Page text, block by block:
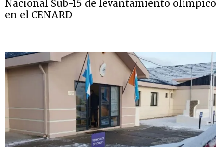
Nacional Sub-15 de levantamiento olímpico
en el CENARD